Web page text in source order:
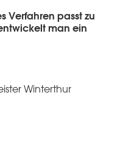
Verfahren passt zu
man ein
Winterthur